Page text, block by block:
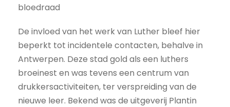
bloedraad
De invloed van het werk van Luther bleef hier
beperkt tot incidentele contacten, behalve in
Antwerpen. Deze stad gold als een luthers
broeinest en was tevens een centrum van
drukkersactiviteiten, ter verspreiding van de
nieuwe leer. Bekend was de uitgeverij Plantin